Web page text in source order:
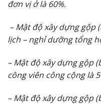
đơn vị ở là 60%.
– Mật độ xây dựng gộp
lịch – nghỉ dưỡng tổng
– Mật độ xây dựng gộp
công viên công cộng là
– Mật độ xây dựng gộp